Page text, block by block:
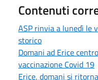
Contenuti
ASP rinvia a lunedì le
storico
Domani ad Erice
vaccinazione Covid 19
Erice, domani si